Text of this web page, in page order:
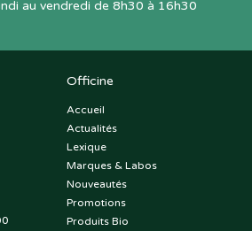
au vendredi de 8h30 à 16h30
Officine
Accueil
Actualités
Lexique
Marques & Labos
Nouveautés
Promotions
Produits Bio